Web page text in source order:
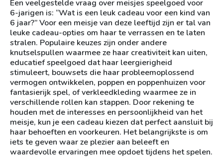
Een veelgestelde vraag over meisjes speelgoed voor
6-jarigen is: “Wat is een leuk cadeau voor een kind van
6 jaar?” Voor een meisje van deze leeftijd zijn er tal van
leuke cadeau-opties om haar te verrassen en te laten
stralen. Populaire keuzes zijn onder andere
knutselspullen waarmee ze haar creativiteit kan uiten,
educatief speelgoed dat haar leergierigheid
stimuleert, bouwsets die haar probleemoplossend
vermogen ontwikkelen, poppen en poppenhuizen voor
fantasierijk spel, of verkleedkleding waarmee ze in
verschillende rollen kan stappen. Door rekening te
houden met de interesses en persoonlijkheid van het
meisje, kun je een cadeau kiezen dat perfect aansluit bij
haar behoeften en voorkeuren. Het belangrijkste is om
iets te geven waar ze plezier aan beleeft en
waardevolle ervaringen mee opdoet tijdens het spelen.